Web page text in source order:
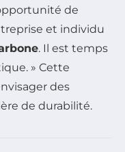
de
et individu
. Il est temps
» Cette
des
de durabilité.